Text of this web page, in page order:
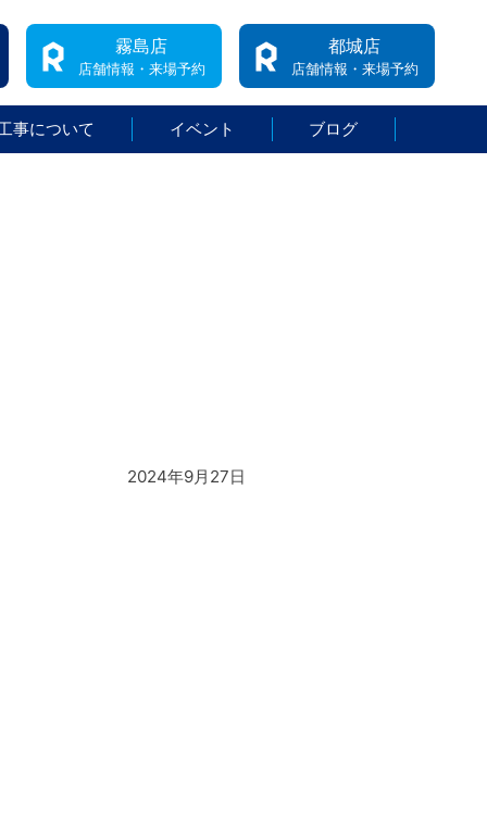
霧島店
店舗情報・来場予約
都城店
店舗情報・来場予約
事について イベント ブログ
2024年9月27日